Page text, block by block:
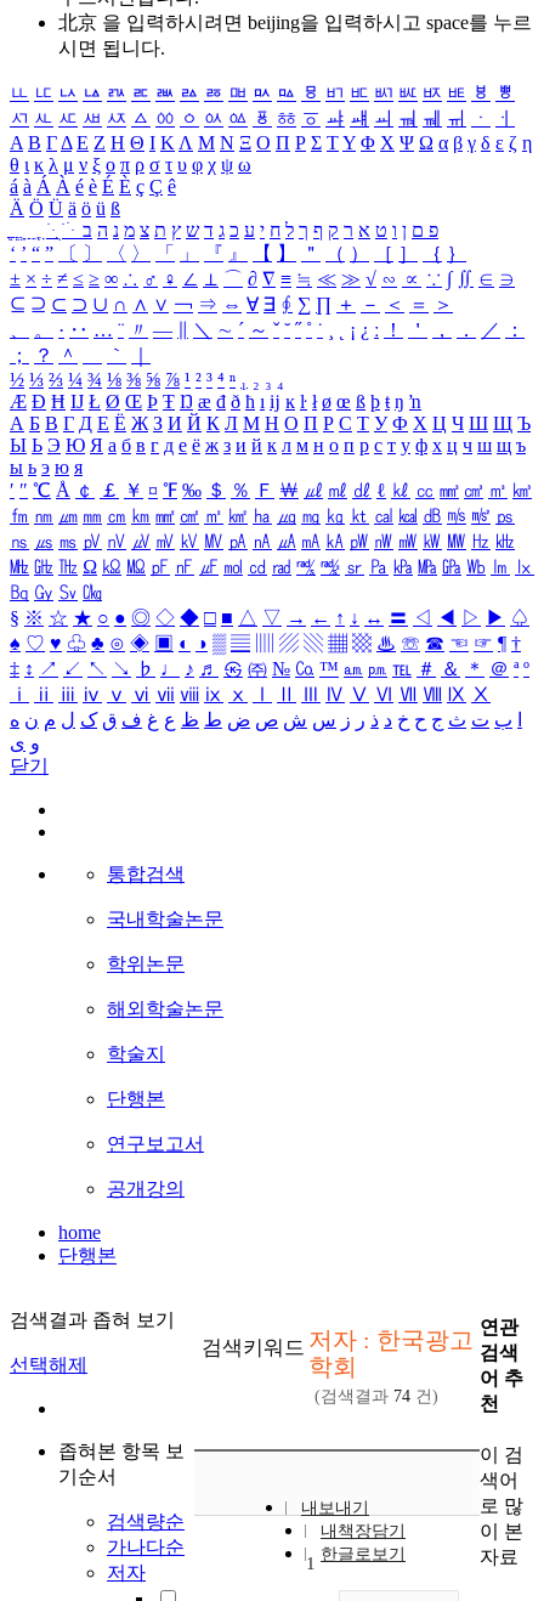
北京 을 입력하시려면 beijing을 입력하시고 space를 누르
시면 됩니다.
ㅥ ㅦ ㅧ ㅨ ㅩ ㅪ ㅫ ㅬ ㅭ ㅮ ㅯ ㅰ ㅱ ㅲ ㅳ ㅴ ㅵ ㅶ ㅷ ㅸ
ㅹ
ㅺ ㅻ ㅼ ㅽ ㅾ ㅿ ㆀ ㆁ ㆂ ㆃ ㆄ ㆅ ㆆ ㆇ ㆈ ㆉ ㆊ ㆋ ㆌ ㆍ
ㆎ
Α Β ΓΔ Ε Ζ Η Θ Ι ΚΛ Μ Ν Ξ Ο Π Ρ Σ ΤΥ Φ Χ Ψ Ω α β γ δ ε ζ η
θ ι κ λ μ ν ξ ο π ρ σ τ υ φ χ ψ ω
á à Á À é è É È ç Ç ê
Ä Ö Ü ä ö ü ß
ִֶֹ ֻּ ׁׂ פ ם ן ו ט א ר ק ף ך ל ח י ע כ ג ד ש ץ ת צ מ נ ה ב
‘ ’ “ ” 〔 〕 〈 〉 「 」 『 』 【 】 ＂ （ ） ［ ］ ｛ ｝
± × ÷ ≠ ≤ ≥ ∞ ∴ ♂ ♀ ∠ ⊥ ⌒ ∂ ∇ ≡ ≒ ≪ ≫ √ ∽ ∝ ∵ ∫ ∬ ∈ ∋
⊆ ⊇ ⊂ ⊃ ∪ ∩ ∧ ∨ ￢ ⇒ ⇔ ∀ ∃ ∮ ∑ ∏ ＋ － ＜ ＝
＞
、
。 · ‥ … ¨ 〃 ― ＼ ∼ ´ ～ ˇ ˘ ˝ ˚ ˙ ¸ ¡ ¿ ː ！ ＇ ， ． ／
：
；
？ ＾ ｀
½ ⅓ ⅔ ¼ ¾ ⅛ ⅜ ⅝ ⅞ ¹ ² ³ ⁴ ⁿ ₁ ₂ ₃ ₄
Æ Ð Ħ Ĳ Ł Ø Œ Þ Ŧ Ŋ æ đ ð ħ ı ĳ ĸ ŀ ł ø œ ß þ ŧ ŋ ŉ
А Б В Г Д Е Ё Ж З И Й К Л М Н О П Р С Т У Ф Х Ц Ч Ш Щ Ъ
Ы Ь Э Ю Я а б в г д е ё ж з и й к л м н о п р с т у ф х ц ч ш щ ъ
ы ь э ю я
′ ″ ℃ Å ￠ ￡ ￥ ¤ ℉ ‰ ＄ ％ Ｆ ￦ ㎕ ㎖ ㎗ ℓ ㎘ ㏄ ㎣ ㎤ ㎥ ㎦
㎙ ㎚ ㎛ ㎜ ㎝ ㎞ ㎟ ㎠ ㎡ ㎢ ㏊ ㎍ ㎎ ㎏ ㏏ ㎈ ㎉ ㏈ ㎧ ㎨ ㎰
㎱ ㎲ ㎳ ㎴ ㎵ ㎶ ㎷ ㎸ ㎹ ㎀ ㎁ ㎂ ㎃ ㎄ ㎺ ㎻ ㎽ ㎾ ㎿ ㎐ ㎑
㎒ ㎓ ㎔ Ω ㏀ ㏁ ㎊ ㎋ ㎌ ㏖ ㏅ ㎭ ㎮ ㎯ ㏛ ㎩ ㎪ ㎫ ㎬ ㏝ ㏐
㏓
㏃ ㏉ ㏜ ㏆
§ ※ ☆ ★ ○ ● ◎ ◇ ◆ □ ■ △ ▽ → ← ↑ ↓ ↔ 〓 ◁ ◀ ▷ ▶ ♤
♠ ♡ ♥ ♧ ♣ ⊙ ◈ ▣ ◐ ◑ ▒ ▤ ▨ ▧ ▦ ▩ ♨ ☏ ☎ ☜ ☞ ¶ †
‡ ↕ ↗ ↙ ↖ ↘ ♭ ♩ ♪ ♬ ㉿ ㈜ № ㏇ ™ ㏂ ㏘ ℡ ＃ ＆ ＊ ＠ ª º
ⅰ
ⅱ ⅲ ⅳ ⅴ ⅵ ⅶ ⅷ ⅸ ⅹ Ⅳ Ⅴ Ⅵ Ⅶ Ⅷ Ⅸ Ⅹ
ب ت ث ج ح خ د ذ ر ز س ش ص ض ط ظ ع غ ف ق ک ل م ن ه
و ی
닫기
통합검색
국내학술논문
학위논문
해외학술논문
학술지
단행본
연구보고서
공개강의
home
단행본
검색결과 좁혀 보기
선택해제
좁혀본 항목 보
기순서
검색량순
가나다순
저자
검색키워드 저자 : 한국광고
학회
(검색결과 74 건)
내보내기
내책장담기
한글로보기
1
연관
검색
어 추
천
이 검
색어
로 많
이 본
자료